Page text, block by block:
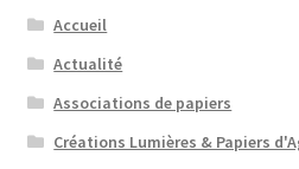
Accueil
Actualité
Associations de papiers
Créations Lumières & Papiers